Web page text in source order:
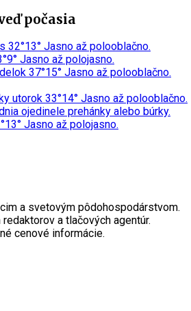
počasia
32°13° Jasno až polooblačno.
9° Jasno až polojasno.
37°15° Jasno až polooblačno.
utorok 33°14° Jasno až polooblačno.
ojedinele prehánky alebo búrky.
13° Jasno až polojasno.
a svetovým pôdohospodárstvom.
a tlačových agentúr.
cenové informácie.